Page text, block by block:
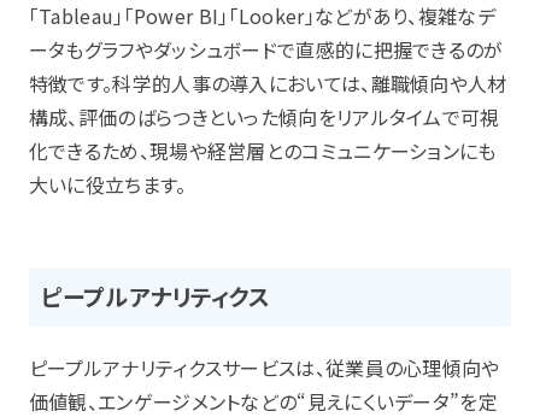
「Tableau」「Power BI」「Looker」などがあり、複雑なデ
ータもグラフやダッシュボードで直感的に把握できるのが
特徴です。科学的人事の導入においては、離職傾向や人材
構成、評価のばらつきといった傾向をリアルタイムで可視
化できるため、現場や経営層とのコミュニケーションにも
大いに役立ちます。
ピープルアナリティクス
ピープルアナリティクスサービスは、従業員の心理傾向や
価値観、エンゲージメントなどの“見えにくいデータ”を定